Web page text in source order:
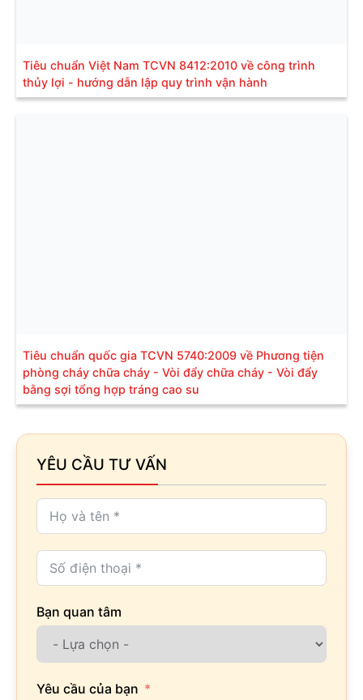
Tiêu chuẩn Việt Nam TCVN 8412:2010 về công trình
thủy lợi - hướng dẫn lập quy trình vận hành
Tiêu chuẩn quốc gia TCVN 5740:2009 về Phương tiện
phòng cháy chữa cháy - Vòi đẩy chữa cháy - Vòi đẩy
bằng sợi tổng hợp tráng cao su
YÊU CẦU TƯ VẤN
Bạn quan tâm
Yêu cầu của bạn